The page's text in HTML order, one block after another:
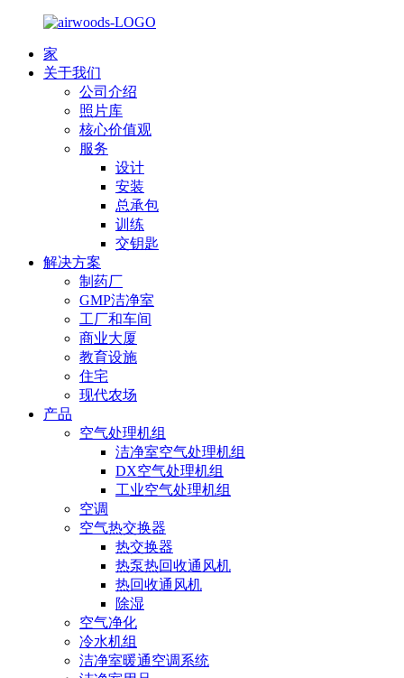
家
关于我们
公司介绍
照片库
核心价值观
服务
设计
安装
总承包
训练
交钥匙
解决方案
制药厂
GMP洁净室
工厂和车间
商业大厦
教育设施
住宅
现代农场
产品
空气处理机组
洁净室空气处理机组
DX空气处理机组
工业空气处理机组
空调
空气热交换器
热交换器
热泵热回收通风机
热回收通风机
除湿
空气净化
冷水机组
洁净室暖通空调系统